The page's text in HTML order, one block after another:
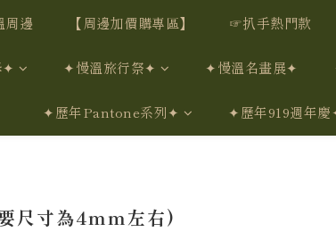
邊 【周邊加價購專區】 ☞扒手熱門款
✦ ✦慢溫旅行祭✦ ✦慢溫名畫展✦
✦歷年Pantone系列✦ ✦歷年919週年
尺寸為4mm左右)